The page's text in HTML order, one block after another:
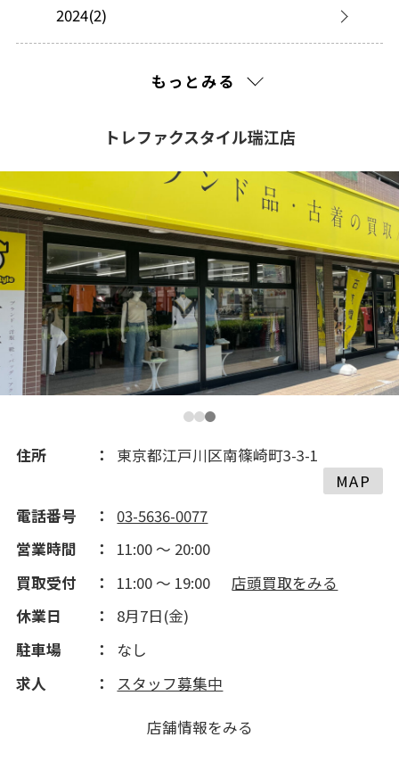
2024(2)
2021(9)
もっとみる
トレファクスタイル瑞江店
住所
東京都江戸川区南篠崎町3-3-1
MAP
電話番号
03-5636-0077
営業時間
11:00 ～ 20:00
買取受付
11:00 ～ 19:00
店頭買取をみる
休業日
8月7日(金)
駐車場
なし
求人
スタッフ募集中
店舗情報をみる